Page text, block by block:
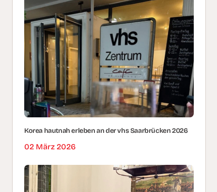
Korea hautnah erleben an der vhs Saarbrücken 2026
02 März 2026